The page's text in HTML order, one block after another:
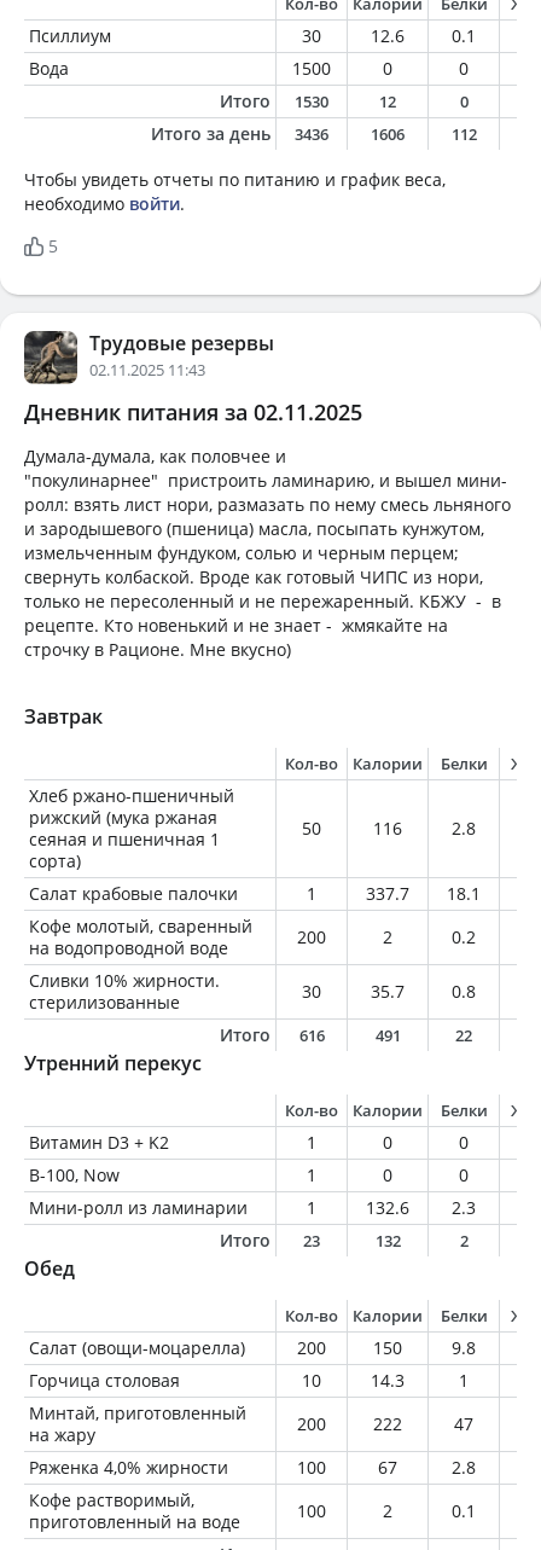
Псиллиум 30 12.6 0.1
Вода
1500 0 0
Итого
1530 12 0
Итого за день 3436 1606 112
Чтобы увидеть отчеты по питанию и график веса,
необходимо войти.
5
Трудовые резервы
02.11.2025 11:43
Дневник питания за 02.11.2025
Думала-думала, как половчее и
"покулинарнее" пристроить ламинарию, и вышел мини-
ролл: взять лист нори, размазать по нему смесь льняного
и зародышевого (пшеница) масла, посыпать кунжутом,
измельченным фундуком, солью и черным перцем;
свернуть колбаской. Вроде как готовый ЧИПС из нори,
только не пересоленный и не пережаренный. КБЖУ - в
рецепте. Кто новенький и не знает - жмякайте на
строчку в Рационе. Мне вкусно)
Завтрак
Кол-во Калории Белки
Хлеб ржано-пшеничный
рижский (мука ржаная
сеяная и пшеничная 1
сорта)
50 116 2.8
Салат крабовые палочки 1 337.7 18.1
Кофе молотый, сваренный
на водопроводной воде
200 2 0.2
Сливки 10% жирности.
стерилизованные
30 35.7 0.8
Итого
616 491 22
Утренний перекус
Кол-во Калории Белки
Витамин D3 + K2 1 0 0
В-100, Now
1 0 0
Мини-ролл из ламинарии
1 132.6 2.3
Итого
23 132 2
Обед
Кол-во Калории Белки
Салат (овощи-моцарелла) 200 150 9.8
Горчица столовая
10 14.3 1
Минтай, приготовленный
на жару
200 222 47
Ряженка 4,0% жирности
100 67 2.8
Кофе растворимый,
приготовленный на воде
100 2 0.1